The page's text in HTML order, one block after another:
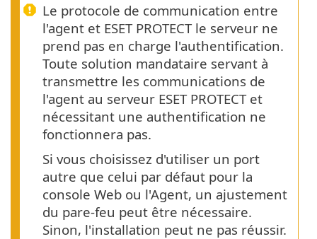
Le protocole de communication entre
l'agent et ESET PROTECT le serveur ne
prend pas en charge l'authentification.
Toute solution mandataire servant à
transmettre les communications de
l'agent au serveur ESET PROTECT et
nécessitant une authentification ne
fonctionnera pas.
Si vous choisissez d'utiliser un port
autre que celui par défaut pour la
console Web ou l'Agent, un ajustement
du pare-feu peut être nécessaire.
Sinon, l'installation peut ne pas réussir.